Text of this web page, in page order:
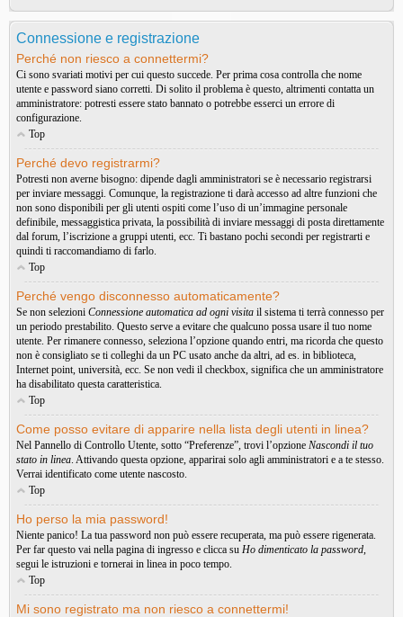
Connessione e registrazione
Perché non riesco a connettermi?
Ci sono svariati motivi per cui questo succede. Per prima cosa controlla che nome
utente e password siano corretti. Di solito il problema è questo, altrimenti contatta un
amministratore: potresti essere stato bannato o potrebbe esserci un errore di
configurazione.
Top
Perché devo registrarmi?
Potresti non averne bisogno: dipende dagli amministratori se è necessario registrarsi
per inviare messaggi. Comunque, la registrazione ti darà accesso ad altre funzioni che
non sono disponibili per gli utenti ospiti come l’uso di un’immagine personale
definibile, messaggistica privata, la possibilità di inviare messaggi di posta direttamente
dal forum, l’iscrizione a gruppi utenti, ecc. Ti bastano pochi secondi per registrarti e
quindi ti raccomandiamo di farlo.
Top
Perché vengo disconnesso automaticamente?
Se non selezioni Connessione automatica ad ogni visita il sistema ti terrà connesso per
un periodo prestabilito. Questo serve a evitare che qualcuno possa usare il tuo nome
utente. Per rimanere connesso, seleziona l’opzione quando entri, ma ricorda che questo
non è consigliato se ti colleghi da un PC usato anche da altri, ad es. in biblioteca,
Internet point, università, ecc. Se non vedi il checkbox, significa che un amministratore
ha disabilitato questa caratteristica.
Top
Come posso evitare di apparire nella lista degli utenti in linea?
Nel Pannello di Controllo Utente, sotto “Preferenze”, trovi l’opzione Nascondi il tuo
stato in linea. Attivando questa opzione, apparirai solo agli amministratori e a te stesso.
Verrai identificato come utente nascosto.
Top
Ho perso la mia password!
Niente panico! La tua password non può essere recuperata, ma può essere rigenerata.
Per far questo vai nella pagina di ingresso e clicca su Ho dimenticato la password,
segui le istruzioni e tornerai in linea in poco tempo.
Top
Mi sono registrato ma non riesco a connettermi!